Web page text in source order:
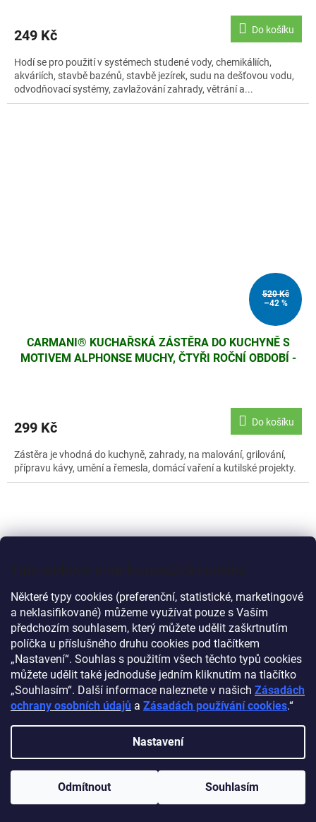
Tato webová stránka používá cookies
Některé typy cookies (preferenční, statistické, marketingové
a neklasifikované) můžeme využívat pouze s Vaším
předchozím souhlasem, který můžete udělit zaškrtnutím
políčka u příslušného druhu cookies pod tlačítkem
„Nastavení“. Souhlas s použitím všech těchto typů cookies
můžete udělit také jednoduše jedním kliknutím na tlačítko
„Souhlasím“. Další informace naleznete v našich Zásadách
ochrany osobních údajů a Zásadách používání cookies.“
Nastavení
Odmítnout Souhlasím
249 Kč Do košíku
Hodí se pro použití v systémech studené vody, chemikáliích,
akváriích, stavbě bazénů, stavbě jezírek, sudu na dešťovou vodu,
odvodňovací systémy, zavlažování zahrady, větrání a...
520 Kč
–42 %
CARMANI® KUCHAŘSKÁ ZÁSTĚRA DO KUCHYNĚ S
MOTIVEM ALPHONSE MUCHY, ČTYŘI ROČNÍ OBDOBÍ -
299 Kč Do košíku
Zástěra je vhodná do kuchyně, zahrady, na malování, grilování,
přípravu kávy, umění a řemesla, domácí vaření a kutilské projekty.
170 Kč
–41 %
SPOJKY 1/2", PLAST, PRO ZAHRADNÍ HADICE
99 Kč